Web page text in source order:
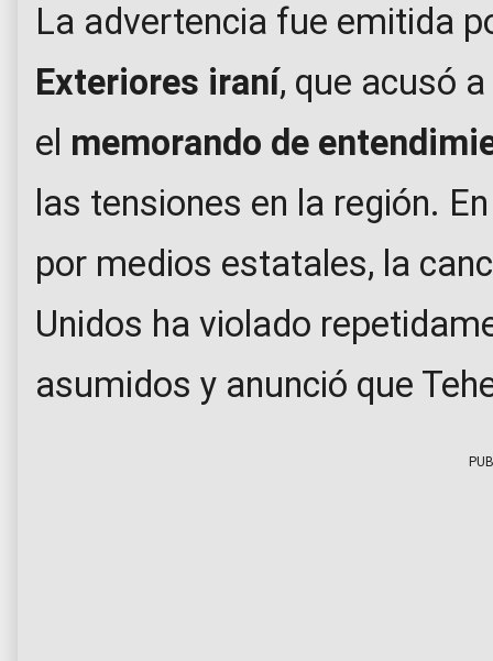
La advertencia fue emitida
Exteriores iraní, que acusó
el memorando de
las tensiones en la región.
por medios estatales, la
Unidos ha violado
asumidos y anunció que